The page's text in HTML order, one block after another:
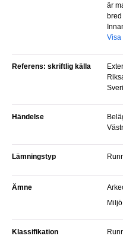
är
Visa
Referens: skriftlig källa
Extern identitet: Ansvarig organisation:
Händelse
Belägen i Råda, Lidköping, Västergötland,
Lämningstyp
Ämne
Miljö
Klassifikation